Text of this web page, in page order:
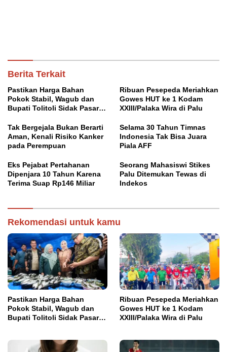
Berita Terkait
Pastikan Harga Bahan
Pokok Stabil, Wagub dan
Bupati Tolitoli Sidak Pasar
Ribuan Pesepeda Meriahkan
Gowes HUT ke 1 Kodam
XXIII/Palaka Wira di Palu
Tak Bergejala Bukan Berarti
Aman, Kenali Risiko Kanker
pada Perempuan
Selama 30 Tahun Timnas
Indonesia Tak Bisa Juara
Piala AFF
Eks Pejabat Pertahanan
Dipenjara 10 Tahun Karena
Terima Suap Rp146 Miliar
Seorang Mahasiswi Stikes
Palu Ditemukan Tewas di
Indekos
Rekomendasi untuk kamu
Pastikan Harga Bahan
Pokok Stabil, Wagub dan
Bupati Tolitoli Sidak Pasar
Ribuan Pesepeda Meriahkan
Gowes HUT ke 1 Kodam
XXIII/Palaka Wira di Palu